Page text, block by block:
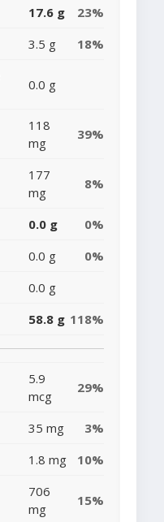
17.6 g
23%
3.5 g
18%
0.0 g
118
mg
39%
177
mg
8%
0.0 g
0%
0.0 g
0%
0.0 g
58.8 g 118%
5.9
mcg
29%
35 mg
3%
1.8 mg 10%
706
mg
15%